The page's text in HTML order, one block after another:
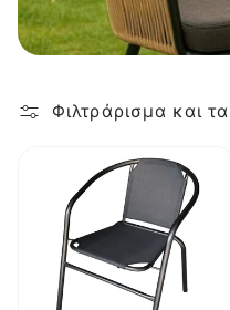
Φιλτράρισμα και